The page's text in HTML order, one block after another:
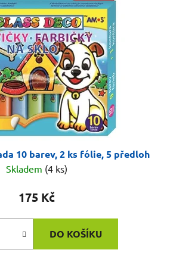
10 barev, 2 ks fólie, 5 předloh
Skladem (4 ks)
175 Kč
DO KOŠÍKU